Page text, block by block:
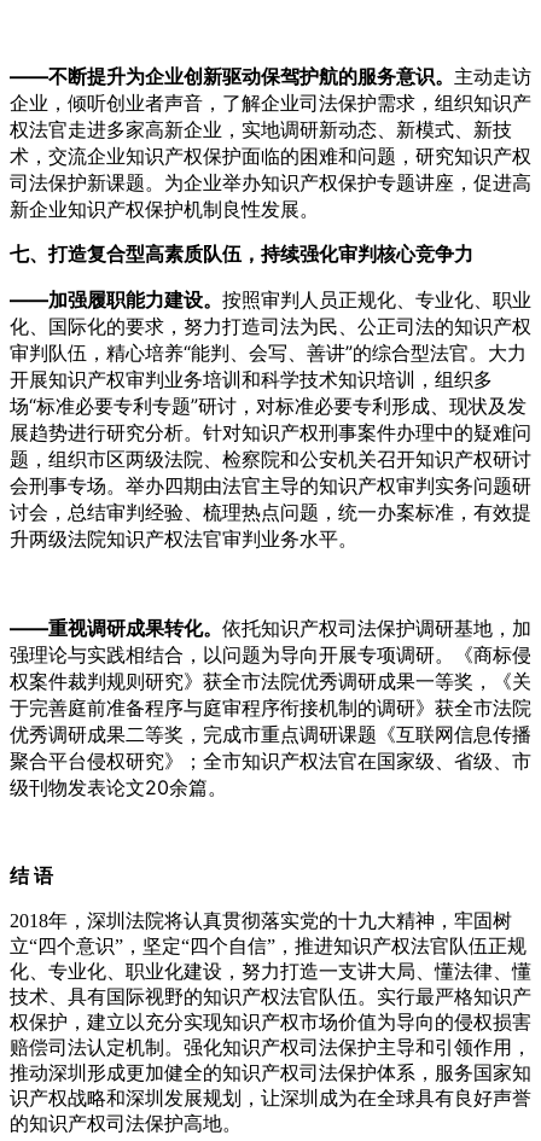
——不断提升为企业创新驱动保驾护航的服务意识。 主动走访
企业，倾听创业者声音，了解企业司法保护需求，组织知识产
权法官走进多家高新企业，实地调研新动态、新模式、新技
术，交流企业知识产权保护面临的困难和问题，研究知识产权
司法保护新课题。为企业举办知识产权保护专题讲座，促进高
新企业知识产权保护机制良性发展。
七、打造复合型高素质队伍，持续强化审判核心竞争力
——加强履职能力建设。 按照审判人员正规化、专业化、职业
化、国际化的要求，努力打造司法为民、公正司法的知识产权
审判队伍，精心培养“能判、会写、善讲”的综合型法官。大力
开展知识产权审判业务培训和科学技术知识培训，组织多
场“标准必要专利专题”研讨，对标准必要专利形成、现状及发
展趋势进行研究分析。针对知识产权刑事案件办理中的疑难问
题，组织市区两级法院、检察院和公安机关召开知识产权研讨
会刑事专场。举办四期由法官主导的知识产权审判实务问题研
讨会，总结审判经验、梳理热点问题，统一办案标准，有效提
升两级法院知识产权法官审判业务水平。
——重视调研成果转化。 依托知识产权司法保护调研基地，加
强理论与实践相结合，以问题为导向开展专项调研。《商标侵
权案件裁判规则研究》获全市法院优秀调研成果一等奖，《关
于完善庭前准备程序与庭审程序衔接机制的调研》获全市法院
优秀调研成果二等奖，完成市重点调研课题《互联网信息传播
聚合平台侵权研究》；全市知识产权法官在国家级、省级、市
级刊物发表论文20余篇。
结 语
2018年，深圳法院将认真贯彻落实党的十九大精神，牢固树
立“四个意识”，坚定“四个自信”，推进知识产权法官队伍正规
化、专业化、职业化建设，努力打造一支讲大局、懂法律、懂
技术、具有国际视野的知识产权法官队伍。实行最严格知识产
权保护，建立以充分实现知识产权市场价值为导向的侵权损害
赔偿司法认定机制。强化知识产权司法保护主导和引领作用，
推动深圳形成更加健全的知识产权司法保护体系，服务国家知
识产权战略和深圳发展规划，让深圳成为在全球具有良好声誉
的知识产权司法保护高地。